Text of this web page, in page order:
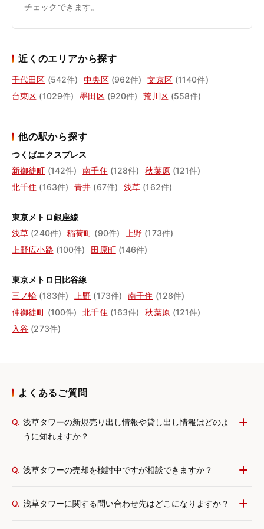
チェックできます。
近くのエリアから探す
千代田区 (542件) 中央区 (962件) 文京区 (1140件)
台東区 (1029件) 墨田区 (920件) 荒川区 (558件)
他の駅から探す
つくばエクスプレス
新御徒町 (142件) 南千住 (128件) 秋葉原 (121件)
北千住 (163件) 青井 (67件) 浅草 (162件)
東京メトロ銀座線
浅草 (240件) 稲荷町 (90件) 上野 (173件)
上野広小路 (100件) 田原町 (146件)
東京メトロ日比谷線
三ノ輪 (183件) 上野 (173件) 南千住 (128件)
仲御徒町 (100件) 北千住 (163件) 秋葉原 (121件)
入谷 (273件)
よくあるご質問
Q. 浅草タワーの新規売り出し情報や貸し出し情報はどのよ
うに知れますか？
Q. 浅草タワーの売却を検討中ですが相談できますか？
Q. 浅草タワーに関する問い合わせ先はどこになりますか？